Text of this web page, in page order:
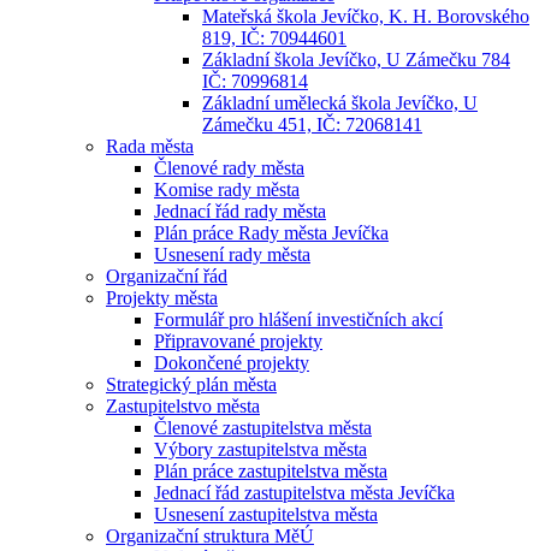
Mateřská škola Jevíčko, K. H. Borovského
819, IČ: 70944601
Základní škola Jevíčko, U Zámečku 784
IČ: 70996814
Základní umělecká škola Jevíčko, U
Zámečku 451, IČ: 72068141
Rada města
Členové rady města
Komise rady města
Jednací řád rady města
Plán práce Rady města Jevíčka
Usnesení rady města
Organizační řád
Projekty města
Formulář pro hlášení investičních akcí
Připravované projekty
Dokončené projekty
Strategický plán města
Zastupitelstvo města
Členové zastupitelstva města
Výbory zastupitelstva města
Plán práce zastupitelstva města
Jednací řád zastupitelstva města Jevíčka
Usnesení zastupitelstva města
Organizační struktura MěÚ